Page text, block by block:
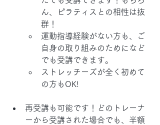
ん、ピラティスとの相性は抜
群！
運動指導経験がない方も、ご
自身の取り組みのためになど
でも受講できます。
ストレッチーズが全く初めて
の方もOK!
再受講も可能です！どのトレーナ
ーから受講された場合でも、半額